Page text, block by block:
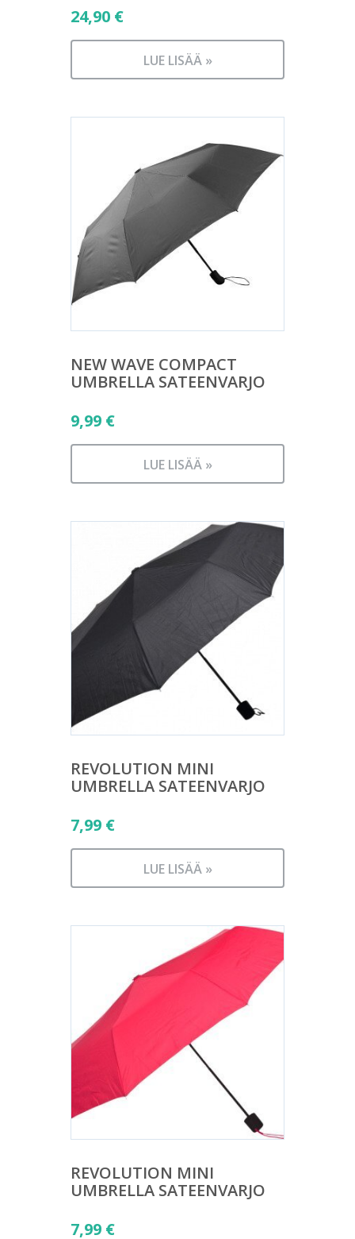
24,90 €
LUE LISÄÄ »
NEW WAVE COMPACT
UMBRELLA SATEENVARJO
9,99 €
LUE LISÄÄ »
REVOLUTION MINI
UMBRELLA SATEENVARJO
7,99 €
LUE LISÄÄ »
REVOLUTION MINI
UMBRELLA SATEENVARJO
7,99 €